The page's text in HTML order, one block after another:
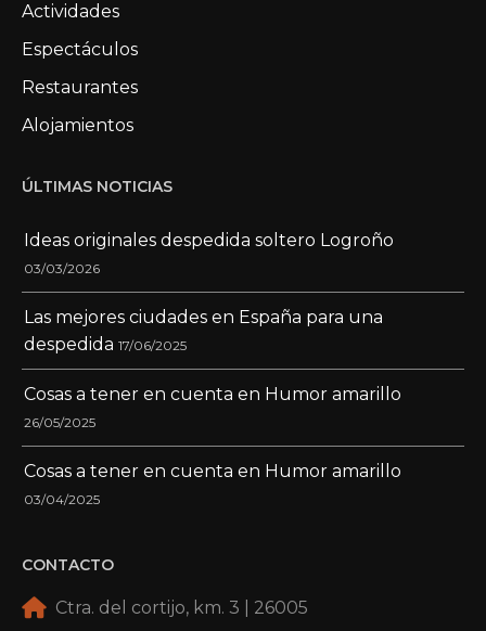
Actividades
Espectáculos
Restaurantes
Alojamientos
ÚLTIMAS NOTICIAS
Ideas originales despedida soltero Logroño
03/03/2026
Las mejores ciudades en España para una
despedida 17/06/2025
Cosas a tener en cuenta en Humor amarillo
26/05/2025
Cosas a tener en cuenta en Humor amarillo
03/04/2025
CONTACTO
Ctra. del cortijo, km. 3 | 26005